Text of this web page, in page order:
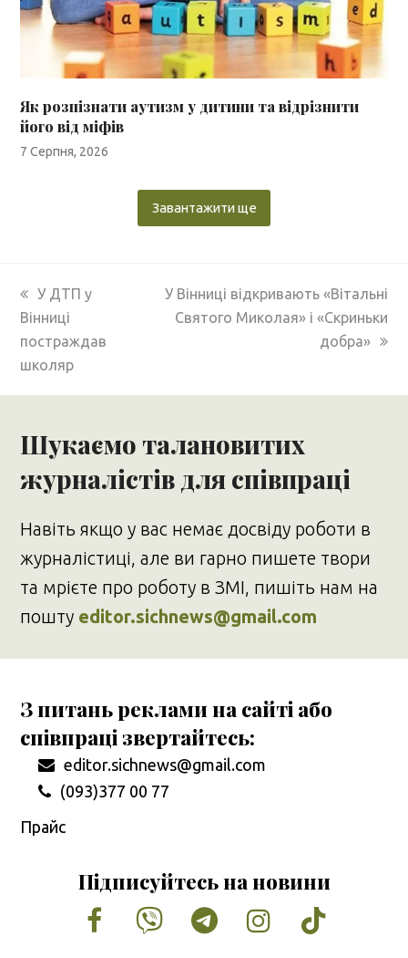
Як розпізнати аутизм у дитини та відрізнити
його від міфів
7 Серпня, 2026
Завантажити ще
previous
post:
У ДТП у
Вінниці
постраждав
школяр
next
post:
У Вінниці відкривають «Вітальні
Святого Миколая» і «Скриньки
добра»
Шукаємо талановитих
журналістів для співпраці
Навіть якщо у вас немає досвіду роботи в
журналістиці, але ви гарно пишете твори
та мрієте про роботу в ЗМІ, пишіть нам на
пошту editor.sichnews@gmail.com
З питань реклами на сайті або
співпраці звертайтесь:
editor.sichnews@gmail.com
(093)377 00 77
Прайс
Підписуйтесь на новини
Facebook
VimeoTumblrInstagram
Tiktok